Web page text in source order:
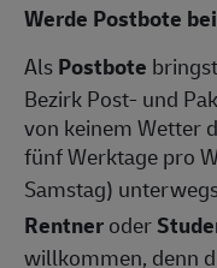
Werde Postbote
AlsPostbote
Bezirk Post- und
von keinem Wetter
fünf Werktage pro
Samstag)
Rentneroder
willkommen, denn